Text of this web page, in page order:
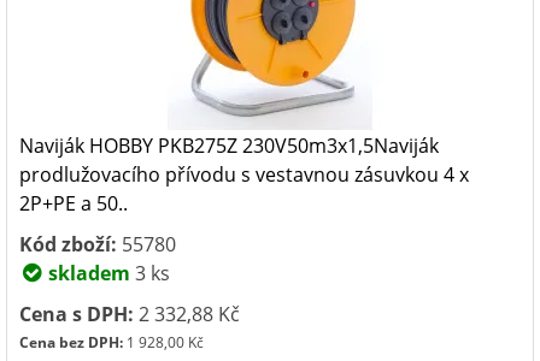
Naviják HOBBY PKB275Z 230V50m3x1,5Naviják
prodlužovacího přívodu s vestavnou zásuvkou 4 x
2P+PE a 50..
Kód zboží: 55780
skladem 3 ks
Cena s DPH: 2 332,88 Kč
Cena bez DPH: 1 928,00 Kč